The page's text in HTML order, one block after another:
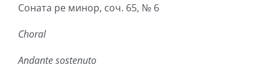
Соната ре минор, соч. 65, № 6
Choral
Andante sostenuto